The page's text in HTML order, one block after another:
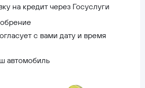
на кредит через Госуслуги
с вами дату и время
автомобиль